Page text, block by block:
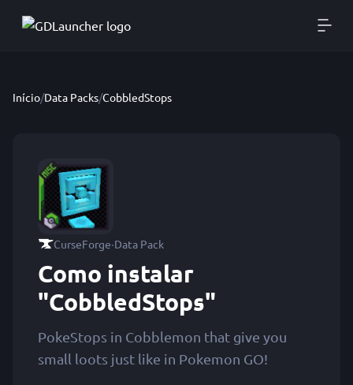
Início/Data Packs/CobbledStops
CurseForge·Data Pack
Como instalar
"CobbledStops"
PokeStops in Cobblemon that give you
small loots just like in Pokemon GO!